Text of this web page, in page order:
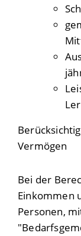
Vermögen
Bei der
Einkommen
Personen,